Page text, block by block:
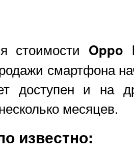
стоимости Oppo
смартфона
доступен и на
месяцев.
известно: